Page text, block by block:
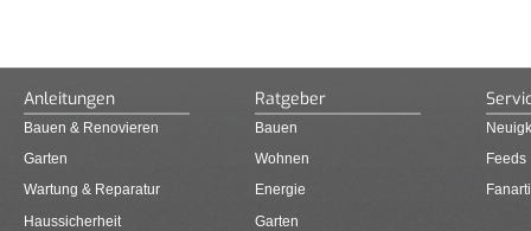
Anleitungen
Bauen & Renovieren
Garten
Wartung & Reparatur
Haussicherheit
Ratgeber
Bauen
Wohnen
Energie
Garten
Feeds